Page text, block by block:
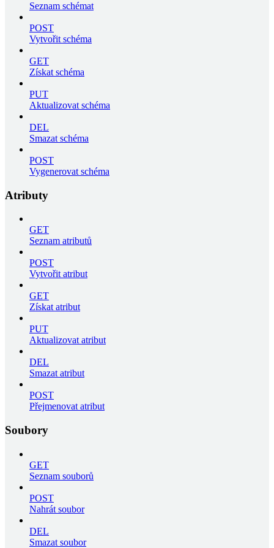
Seznam schémat
POST
Vytvořit schéma
GET
Získat schéma
PUT
Aktualizovat schéma
DEL
Smazat schéma
POST
Vygenerovat schéma
Atributy
GET
Seznam atributů
POST
Vytvořit atribut
GET
Získat atribut
PUT
Aktualizovat atribut
DEL
Smazat atribut
POST
Přejmenovat atribut
Soubory
GET
Seznam souborů
POST
Nahrát soubor
DEL
Smazat soubor